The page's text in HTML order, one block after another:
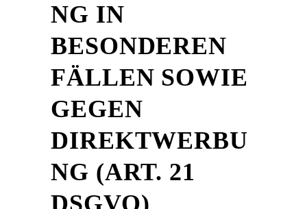
NG IN
BESONDEREN
FÄLLEN SOWIE
GEGEN
DIREKTWERBU
NG (ART. 21
DSGVO)